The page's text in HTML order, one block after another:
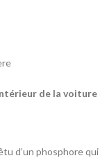
de la
d’un phosphore